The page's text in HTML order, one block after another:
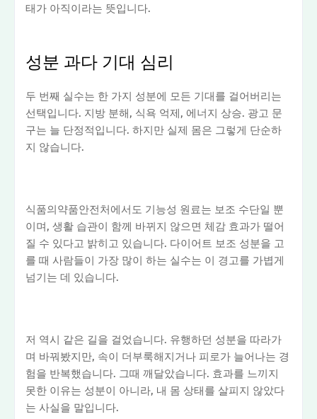
태가 아직이라는 뜻입니다.
성분 과다 기대 심리
두 번째 실수는 한 가지 성분에 모든 기대를 걸어버리는
선택입니다. 지방 분해, 식욕 억제, 에너지 상승. 광고 문
구는 늘 단정적입니다. 하지만 실제 몸은 그렇게 단순하
지 않습니다.
식품의약품안전처에서도 기능성 원료는 보조 수단일 뿐
이며, 생활 습관이 함께 바뀌지 않으면 체감 효과가 떨어
질 수 있다고 밝히고 있습니다. 다이어트 보조 성분을 고
를 때 사람들이 가장 많이 하는 실수는 이 경고를 가볍게
넘기는 데 있습니다.
저 역시 같은 길을 걸었습니다. 유행하던 성분을 따라가
며 바꿔봤지만, 속이 더부룩해지거나 피로가 늘어나는 경
험을 반복했습니다. 그때 깨달았습니다. 효과를 느끼지
못한 이유는 성분이 아니라, 내 몸 상태를 살피지 않았다
는 사실을 말입니다.